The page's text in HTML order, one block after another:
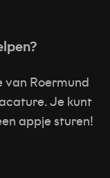
van Roermund
Je kunt
appje sturen!